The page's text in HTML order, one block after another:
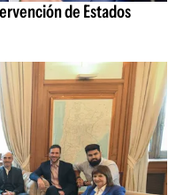
de Estados